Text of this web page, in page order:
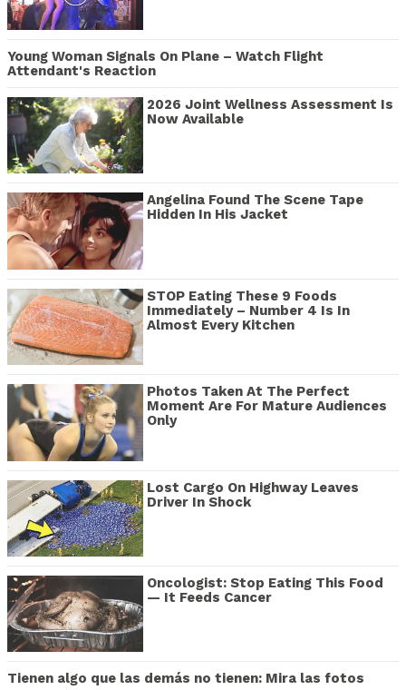
Young Woman Signals On Plane – Watch Flight
Attendant's Reaction
2026 Joint Wellness Assessment Is
Now Available
Angelina Found The Scene Tape
Hidden In His Jacket
STOP Eating These 9 Foods
Immediately – Number 4 Is In
Almost Every Kitchen
Photos Taken At The Perfect
Moment Are For Mature Audiences
Only
Lost Cargo On Highway Leaves
Driver In Shock
Oncologist: Stop Eating This Food
— It Feeds Cancer
Tienen algo que las demás no tienen: Mira las fotos